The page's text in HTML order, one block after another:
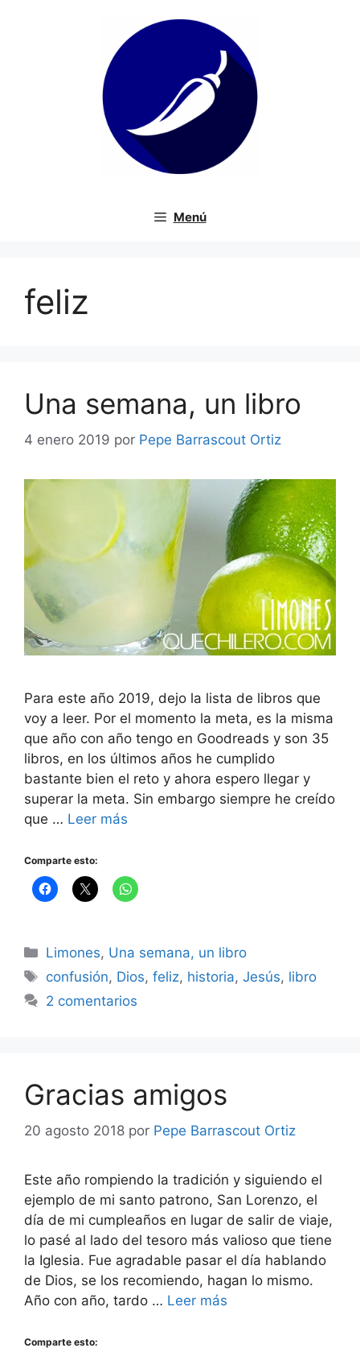
Menú
feliz
Una semana, un libro
4 enero 2019 por Pepe Barrascout Ortiz
Para este año 2019, dejo la lista de libros que
voy a leer. Por el momento la meta, es la misma
que año con año tengo en Goodreads y son 35
libros, en los últimos años he cumplido
bastante bien el reto y ahora espero llegar y
superar la meta. Sin embargo siempre he creído
que … Leer más
Comparte esto:
Categorías
Limones, Una semana, un libro
Etiquetas
confusión, Dios,feliz, historia,Jesús, libro
2 comentarios
Gracias amigos
20 agosto 2018 por Pepe Barrascout Ortiz
Este año rompiendo la tradición y siguiendo el
ejemplo de mi santo patrono, San Lorenzo, el
día de mi cumpleaños en lugar de salir de viaje,
lo pasé al lado del tesoro más valioso que tiene
la Iglesia. Fue agradable pasar el día hablando
de Dios, se los recomiendo, hagan lo mismo.
Año con año, tardo … Leer más
Comparte esto: